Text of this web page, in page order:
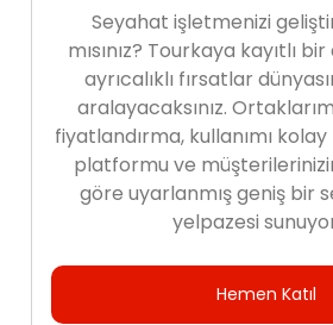
Seyahat işletmenizi
mısınız? Tourkaya kayıtlı
ayrıcalıklı fırsatlar
aralayacaksınız.
fiyatlandırma, kullanımı
platformu ve
göre uyarlanmış geniş bir
yelpazesi
Hemen Katıl